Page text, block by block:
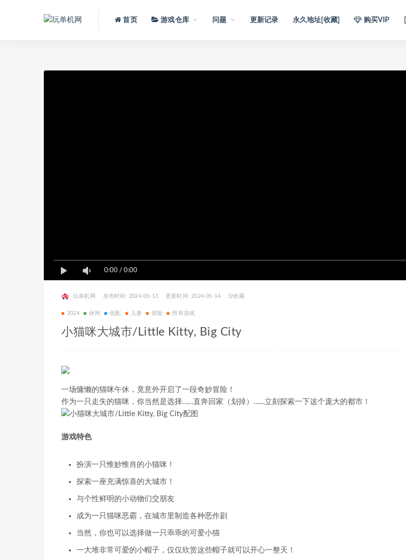
首页 游戏仓库 问题 更新记录 永久地址[收藏] 购买VIP
0:00 / 0:00
玩单机网 发布时间: 2024-05-13 更新时间: 2024-05-14 收藏
2024 休闲 低配 儿童 冒险 所有游戏
小猫咪大城市/Little Kitty, Big City
一场慵懒的猫咪午休，竟意外开启了一段奇妙冒险！
作为一只走失的猫咪，你当然是选择……直奔回家（划掉）……立刻探索一下这个庞大的都市！
游戏特色
扮演一只惟妙惟肖的小猫咪！
探索一座充满惊喜的大城市！
与个性鲜明的小动物们交朋友
成为一只猫咪恶霸，在城市里制造各种恶作剧
当然，你也可以选择做一只乖乖的可爱小猫
一大堆非常可爱的小帽子，仅仅欣赏这些帽子就可以开心一整天！